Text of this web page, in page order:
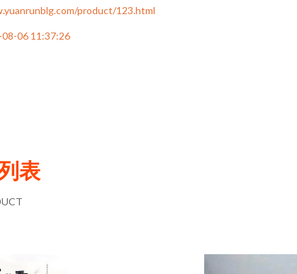
product/123.html
06 11:37:26
表